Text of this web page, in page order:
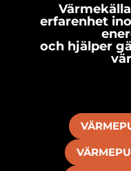
erfarenhet
och hjälper